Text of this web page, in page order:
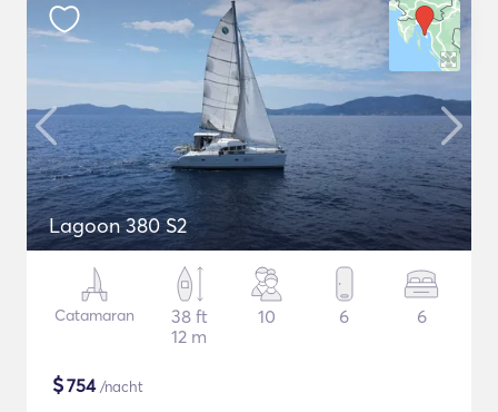
Lagoon 380 S2
Catamaran
38 ft
12 m
10 6 6
$754/nacht